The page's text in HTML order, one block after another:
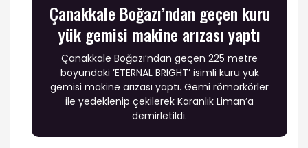
Çanakkale Boğazı’ndan geçen kuru
yük gemisi makine arızası yaptı
Çanakkale Boğazı’ndan geçen 225 metre
boyundaki ’ETERNAL BRIGHT’ isimli kuru yük
gemisi makine arızası yaptı. Gemi römorkörler
ile yedeklenip çekilerek Karanlık Liman’a
demirletildi.